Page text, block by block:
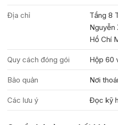
Địa chỉ
Tầng 8
Nguyễn
Hồ Chí
Quy cách đóng gói Hộp 60
Bảo quản Nơi
Các lưu ý Đọc kỹ